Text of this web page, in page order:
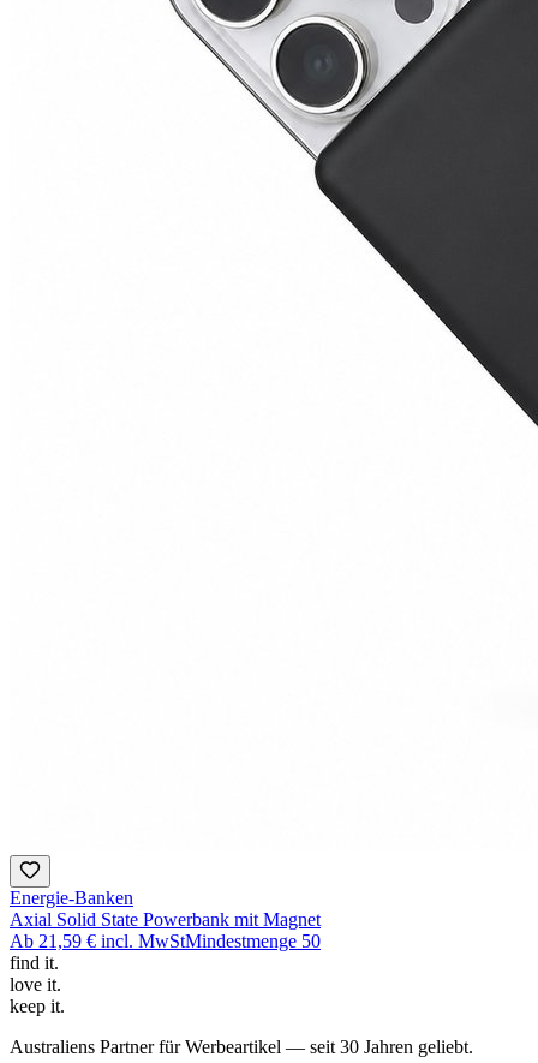
Energie-Banken
Axial Solid State Powerbank mit Magnet
Ab 21,59 € incl. MwStMindestmenge 50
find it.
love it.
keep it.
Australiens Partner für Werbeartikel — seit 30 Jahren geliebt.